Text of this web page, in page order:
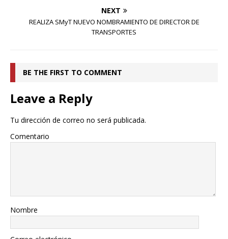
NEXT
REALIZA SMyT NUEVO NOMBRAMIENTO DE DIRECTOR DE
TRANSPORTES
BE THE FIRST TO COMMENT
Leave a Reply
Tu dirección de correo no será publicada.
Comentario
Nombre